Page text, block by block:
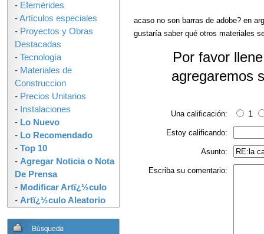
acaso no son barras de adobe? en
gustaría saber qué otros materiales
Por favor
agregaremos
Una calificación: 1
Estoy calificando:
Asunto:
Escriba su comentario:
- Efemérides
-Artículos especiales
- Proyectos y Obras
Destacadas
- Tecnología
- Materiales de
Construccion
- Precios Unitarios
- Instalaciones
- Lo Nuevo
- Lo Recomendado
- Top 10
- Agregar Noticia o Nota
De Prensa
- Modificar Artï¿½culo
- Artï¿½culo Aleatorio